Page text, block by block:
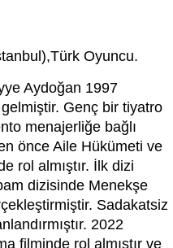
Oyuncu.
Aydoğan 1997
Genç bir tiyatro
menajerliğe bağlı
önce Aile Hükümeti ve
rol almıştır. İlk dizi
dizisinde Menekşe
Sadakatsiz
2022
filminde rol almıştır ve